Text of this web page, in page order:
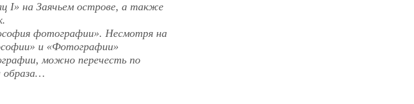
I» на Заячьем острове, а также
фотографии». Несмотря на
и «Фотографии»
можно перечесть по
образа…